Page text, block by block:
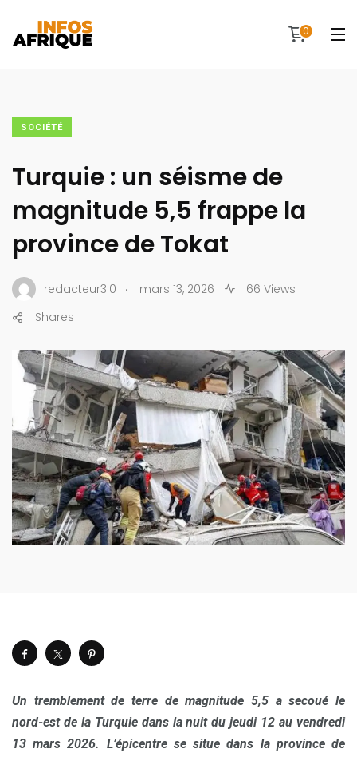
0
SOCIÉTÉ
Turquie : un séisme de
magnitude 5,5 frappe la
province de Tokat
redacteur3.0 . mars 13, 2026
66 Views
Shares
Un tremblement de terre de magnitude 5,5 a secoué le
nord-est de la Turquie dans la nuit du jeudi 12 au vendredi
13 mars 2026. L’épicentre se situe dans la province de